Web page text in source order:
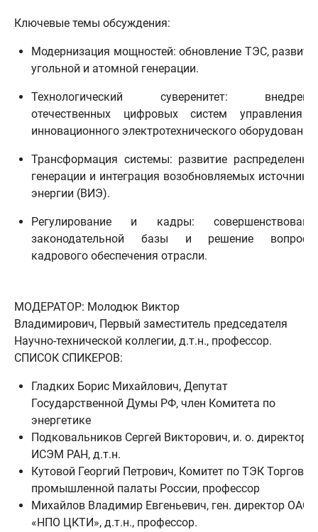
Ключевые темы обсуждения:
Модернизация мощностей: обновление ТЭС,
угольной и атомной генерации.
Технологический суверенитет:
отечественных цифровых систем управления
инновационного электротехнического оборудования.
Трансформация системы: развитие
генерации и интеграция возобновляемых
энергии (ВИЭ).
Регулирование и кадры:
законодательной базы и решение
кадрового обеспечения отрасли.
МОДЕРАТОР: Молодюк Виктор
Владимирович, Первый заместитель председателя
Научно-технической коллегии, д.т.н., профессор.
СПИСОК СПИКЕРОВ:
Гладких Борис Михайлович, Депутат
Государственной Думы РФ, член Комитета по
энергетике
Подковальников Сергей Викторович, и. о. директора
ИСЭМ РАН, д.т.н.
Кутовой Георгий Петрович, Комитет по ТЭК Торгово-
промышленной палаты России, профессор
Михайлов Владимир Евгеньевич, ген. директор ОАО
«НПО ЦКТИ», д.т.н., профессор.